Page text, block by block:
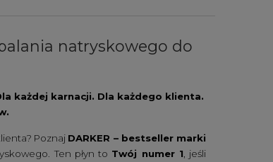
natryskowego do
każdej karnacji. Dla każdego klienta.
Poznaj DARKER – bestseller marki
Ten płyn to Twój numer 1 , jeśli